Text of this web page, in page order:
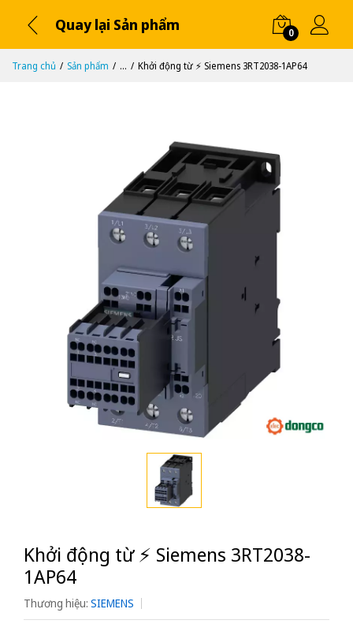
Quay lại Sản phẩm 0
Trang chủ Sản phẩm ... Khởi động từ ⚡️ Siemens 3RT2038-1AP64
Khởi động từ ⚡️ Siemens 3RT2038-
1AP64
Thương hiệu: SIEMENS